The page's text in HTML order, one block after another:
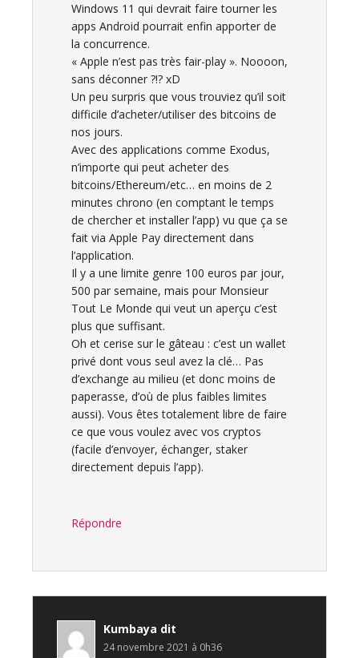
Windows 11 qui devrait faire tourner les
apps Android pourrait enfin apporter de
la concurrence.
« Apple n’est pas très fair-play ». Noooon,
sans déconner ?!? xD
Un peu surpris que vous trouviez qu’il soit
difficile d’acheter/utiliser des bitcoins de
nos jours.
Avec des applications comme Exodus,
n’importe qui peut acheter des
bitcoins/Ethereum/etc… en moins de 2
minutes chrono (en comptant le temps
de chercher et installer l’app) vu que ça se
fait via Apple Pay directement dans
l’application.
Il y a une limite genre 100 euros par jour,
500 par semaine, mais pour Monsieur
Tout Le Monde qui veut un aperçu c’est
plus que suffisant.
Oh et cerise sur le gâteau : c’est un wallet
privé dont vous seul avez la clé… Pas
d’exchange au milieu (et donc moins de
paperasse, d’où de plus faibles limites
aussi). Vous êtes totalement libre de faire
ce que vous voulez avec vos cryptos
(facile d’envoyer, échanger, staker
directement depuis l’app).
Répondre
Kumbaya dit
24 novembre 2021 à 0h36